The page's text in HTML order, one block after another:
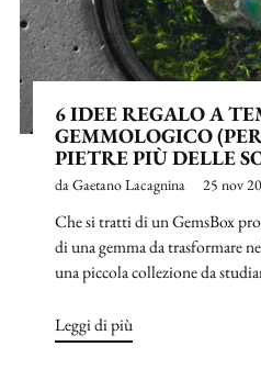
6 IDEE REGALO A
GEMMOLOGICO
PIETRE PIÙ DELLE
da Gaetano Lacagnina 25 nov
Che si tratti di un GemsBox
di una gemma da trasformare
una piccola collezione da
Leggi di più